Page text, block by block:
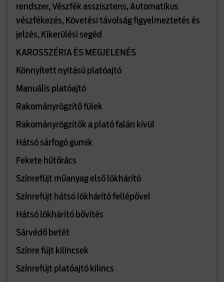
rendszer, Vészfék asszisztens, Automatikus
vészfékezés, Követési távolság figyelmeztetés és
jelzés, Kikerülési segéd
KAROSSZÉRIA ÉS MEGJELENÉS
Könnyített nyitású platóajtó
Manuális platóajtó
Rakományrögzítő fülek
Rakományrögzítők a plató falán kívül
Hátsó sárfogó gumik
Fekete hűtőrács
Színrefújt műanyag első lökhárító
Színrefújt hátsó lökhárító fellépővel
Hátsó lökhárító bővítés
Sárvédő betét
Színre fújt kilincsek
Színrefújt platóajtó kilincs